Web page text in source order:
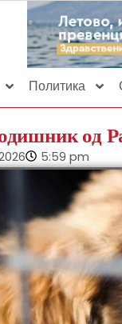
Политика
од
5:59 pm